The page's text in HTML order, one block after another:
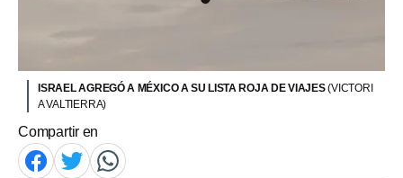
ISRAEL AGREGÓ A MÉXICO A SU LISTA ROJA DE VIAJES(VICTORI
A VALTIERRA)
Compartir en